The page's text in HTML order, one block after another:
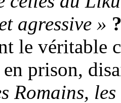
agressive »
le véritable
en prison,
Romains,